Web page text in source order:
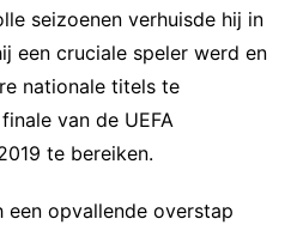
seizoenen verhuisde hij in
een cruciale speler werd en
nationale titels te
van de UEFA
te bereiken.
een opvallende overstap